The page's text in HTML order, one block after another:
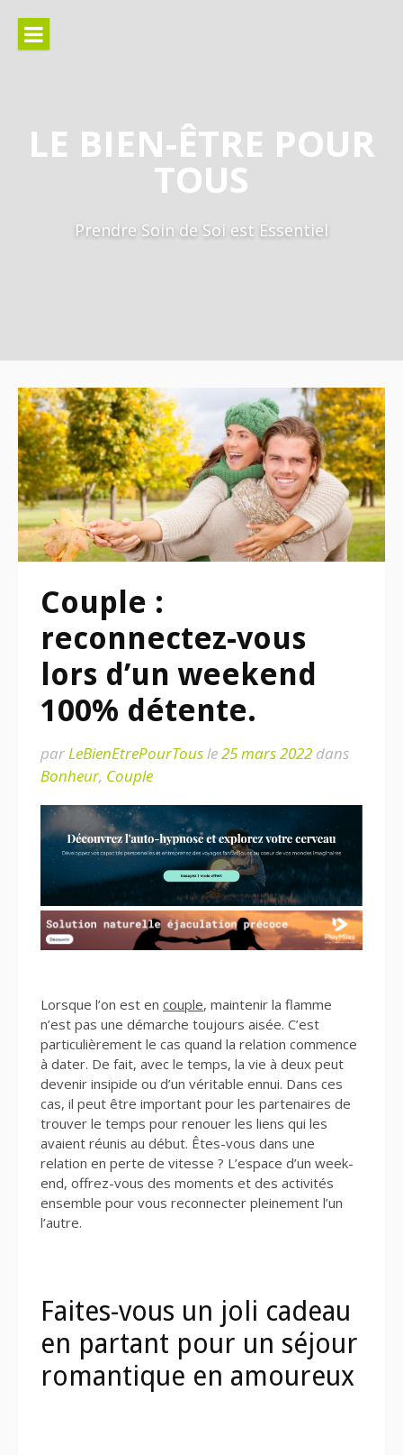
contenu
LE BIEN-ÊTRE POUR
TOUS
Prendre Soin de Soi est Essentiel
Couple :
reconnectez-vous
lors d’un weekend
100% détente.
parLeBienEtrePourTousle25 mars 2022 dans
Bonheur, Couple
Lorsque l’on est en couple, maintenir la flamme
n’est pas une démarche toujours aisée. C’est
particulièrement le cas quand la relation commence
à dater. De fait, avec le temps, la vie à deux peut
devenir insipide ou d’un véritable ennui. Dans ces
cas, il peut être important pour les partenaires de
trouver le temps pour renouer les liens qui les
avaient réunis au début. Êtes-vous dans une
relation en perte de vitesse ? L’espace d’un week-
end, offrez-vous des moments et des activités
ensemble pour vous reconnecter pleinement l’un
l’autre.
Faites-vous un joli cadeau
en partant pour un séjour
romantique en amoureux